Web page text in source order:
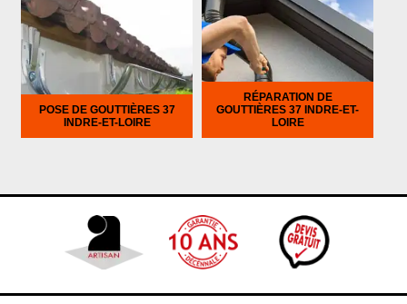
POSE DE GOUTTIÈRES 37
INDRE-ET-LOIRE
RÉPARATION DE
GOUTTIÈRES 37 INDRE-ET-
LOIRE